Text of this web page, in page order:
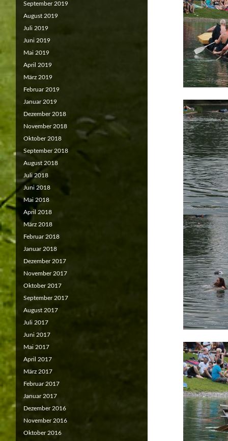
September 2019
August 2019
Juli 2019
Juni 2019
Mai 2019
April 2019
März 2019
Februar 2019
Januar 2019
Dezember 2018
November 2018
Oktober 2018
September 2018
August 2018
Juli 2018
Juni 2018
Mai 2018
April 2018
März 2018
Februar 2018
Januar 2018
Dezember 2017
November 2017
Oktober 2017
September 2017
August 2017
Juli 2017
Juni 2017
Mai 2017
April 2017
März 2017
Februar 2017
Januar 2017
Dezember 2016
November 2016
Oktober 2016